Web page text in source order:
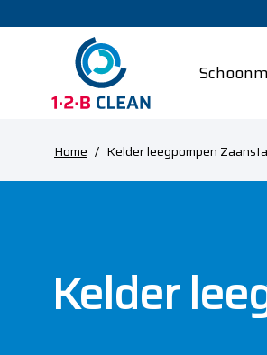
Home / Kelder leegpompen
Kelder